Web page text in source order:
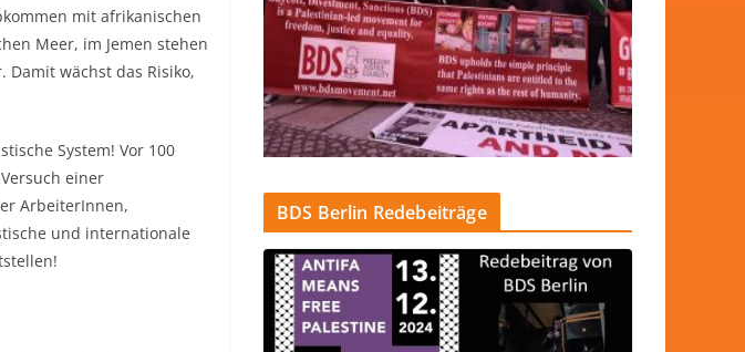
mit afrikanischen
Meer, im Jemen stehen
wächst das Risiko,
System! Vor 100
einer
ArbeiterInnen,
und internationale
BDS Berlin Redebeiträge